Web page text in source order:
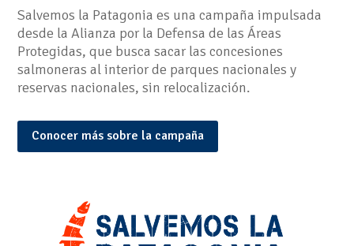
Salvemos la Patagonia es una campaña impulsada
desde la Alianza por la Defensa de las Áreas
Protegidas, que busca sacar las concesiones
salmoneras al interior de parques nacionales y
reservas nacionales, sin relocalización.
Conocer más sobre la campaña